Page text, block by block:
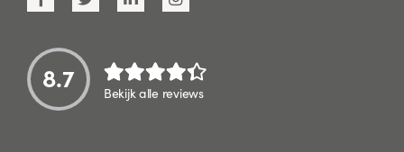
8.7 Bekijk alle reviews